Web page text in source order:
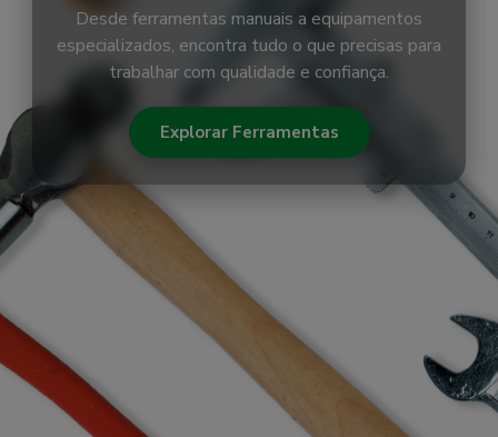
Desde ferramentas manuais a equipamentos
especializados, encontra tudo o que precisas para
trabalhar com qualidade e confiança.
Explorar Ferramentas